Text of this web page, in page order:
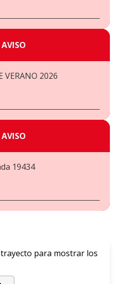
AVISO
VERANO 2026
AVISO
19434
para mostrar los